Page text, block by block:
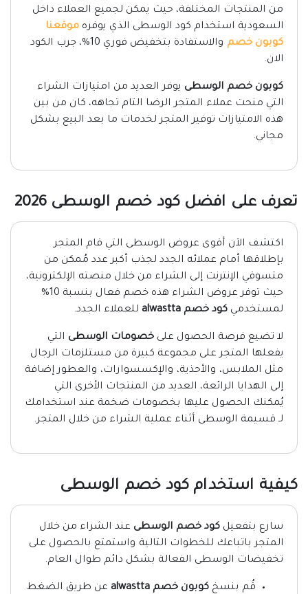
من المنتجات المختلفة، حيث يمكن لجميع العملاء داخل
السعودية استخدام كود الوسطى الذي يوفره موقعنا
كوبون خصم
والاستفادة بتخفيض فوري 10%، جرب الكود
الان.
كوبون خصم الوسطى يوفر العديد من امتيازات الشراء
التي منحت عملاء المتجر الرضا التام تجاهه، كان من بين
هذه الامتيازات توفير المتجر لخدمات ما بعد البيع بشكل
مجاني.
تعرف على افضل كود خصم الوسطى 2026
اكتشف الآن أقوى عروض الوسطى التي قام المتجر
بإطلاقها أمام عملائه الجدد لجذب أكبر عدد مُمكن من
متسوقي الإنترنت إلى الشراء من خلال منصته الإلكترونية،
حيث توفر عروض الشراء هذه خصم فعال بنسبة 10%
لمستخدمي كود خصم alwastta للعملاء الجدد.
لا تضيع فرصة الحصول على خصومات الوسطى التي
يفعلها المتجر على مجموعة كبيرة من مستلزمات الرجال
مثل الملابس، والأحذية، والإكسسوارات، والعطور إضافة
إلى الهدايا الرائعة، العديد من المنتجات الأخرى التي
يُمكنك الحصول عليها بخصومات ضخمة عند استخدامك
لـ قسيمة الوسطى أثناء عملية الشراء من خلال المتجر.
كيفية استخدام كود خصم الوسطى
سارع بتفعيل كود خصم الوسطى عند الشراء من خلال
المتجر باتباعك للخطوات التالية واستمتع بالحصول على
تخفيضات الوسطى الفعالة بشكل دائم طوال العام.
قُم بنسخ كوبون خصم alwastta
عن طريق الضغط